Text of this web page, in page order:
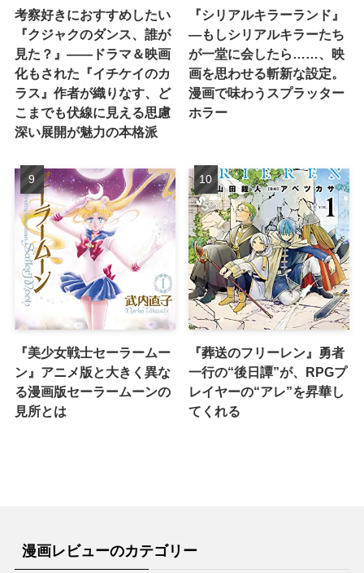
考察好きにおすすめしたい
『クジャクのダンス、誰が
見た？』――ドラマ＆映画
化もされた『イチケイのカ
ラス』作者が織りなす、ど
こまでも伏線に見える思慮
深い展開が魅力の本格派
『シリアルキラーランド』
―もしシリアルキラーたち
が一堂に会したら……、映
画を思わせる斬新な設定。
漫画で味わうスプラッター
ホラー
『美少女戦士セーラームー
ン』アニメ版と大きく異な
る漫画版セーラームーンの
見所とは
『葬送のフリーレン』勇者
一行の“後日譚”が、RPGプ
レイヤーの“アレ”を昇華し
てくれる
漫画レビューのカテゴリー